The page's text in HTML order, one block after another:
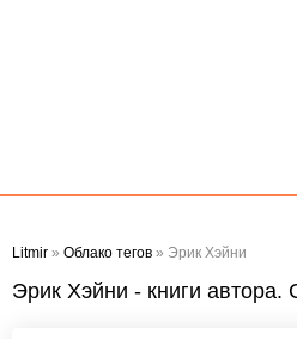
Litmir » Облако тегов » Эрик Хэйни
Эрик Хэйни - книги автора.